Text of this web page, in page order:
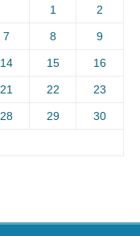
1 2
7 8 9
14 15 16
21 22 23
28 29 30